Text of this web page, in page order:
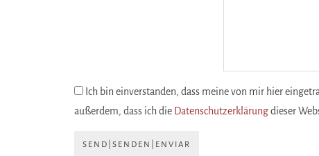
Ich bin einverstanden, dass meine von mir hier
außerdem, dass ich die Datenschutzerklärungdieser
SEND|SENDEN|ENVIAR